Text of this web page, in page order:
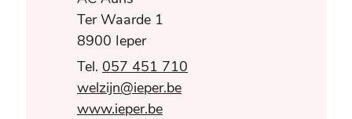
Ter Waarde 1
,8900 Ieper
057 451 710
E-mailwelzijn@ieper.be
Websitewww.ieper.be